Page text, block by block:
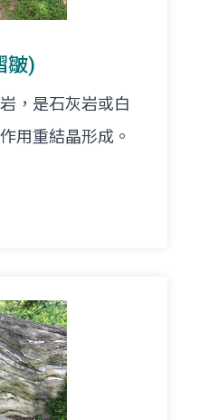
皺)
，是石灰岩或白
用重結晶形成。